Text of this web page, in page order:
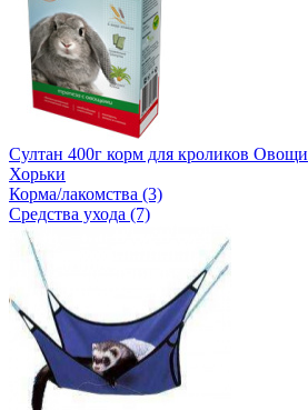
Султан 400г корм для кроликов Овощи
Хорьки
Корма/лакомства (3)
Средства ухода (7)